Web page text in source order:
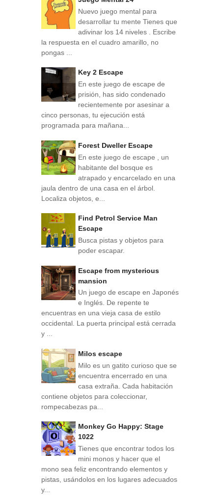
Nuevo juego mental para
desarrollar tu mente Tienes que
adivinar los 14 niveles . Escribe
la respuesta en el cuadro amarillo, no
pongas ...
Key 2 Escape
En este juego de escape de
prisión, has sido condenado
recientemente por asesinar a
cinco personas, tu ejecución está
programada para mañana...
Forest Dweller Escape
En este juego de escape , un
habitante del bosque es
atrapado y encarcelado en una
jaula dentro de una casa en el árbol.
Localiza objetos, e...
Find Petrol Service Man
Escape
Busca pistas y objetos para
poder escapar.
Escape from mysterious
mansion
Un juego de escape en Japonés
e Inglés. De repente te
encuentras en una vieja casa de estilo
occidental. La puerta principal está cerrada
y ...
Milos escape
Milo es un gatito curioso que se
encuentra encerrado en una
casa extraña. Cada habitación
contiene objetos para coleccionar,
rompecabezas pa...
Monkey Go Happy: Stage
1022
Tienes que encontrar todos los
mini monos y hacer que el
mono sea feliz encontrando elementos y
pistas, usándolos en los lugares adecuados
y...